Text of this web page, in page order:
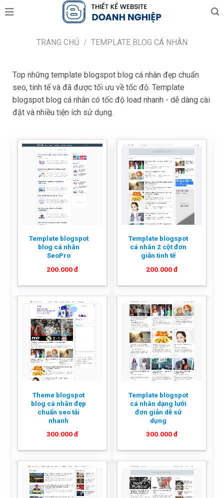
Skip
to
TRANG CHỦ / TEMPLATE BLOG CÁ NHÂN
Top những template blogspot blog cá nhân đẹp chuẩn
seo, tinh tế và đã được tối ưu về tốc độ. Template
blogspot blog cá nhân có tốc độ load nhanh - dễ dàng cài
đặt và nhiều tiện ích sử dụng.
Template blogspot
blog cá nhân
SeoPro
200.000đ
Template blogspot
cá nhân 2 cột đơn
giản tinh tế
200.000đ
Theme blogspot
blog cá nhân đẹp
chuẩn seo tải
nhanh
300.000đ
Template blogspot
cá nhân dạng lưới
đơn giản dễ sử
dụng
300.000đ